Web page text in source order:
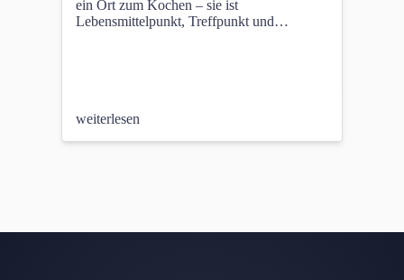
ein Ort zum Kochen – sie ist
Lebensmittelpunkt, Treffpunkt und
wie kochend heißes Wasser, sprudelndes
weiterlesen